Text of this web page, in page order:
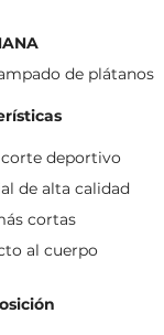
de plátanos
deportivo
de alta calidad
cortas
al cuerpo